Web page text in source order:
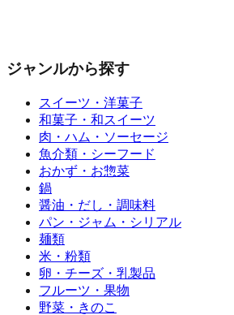
ジャンルから探す
スイーツ・洋菓子
和菓子・和スイーツ
肉・ハム・ソーセージ
魚介類・シーフード
おかず・お惣菜
鍋
醤油・だし・調味料
パン・ジャム・シリアル
麺類
米・粉類
卵・チーズ・乳製品
フルーツ・果物
野菜・きのこ